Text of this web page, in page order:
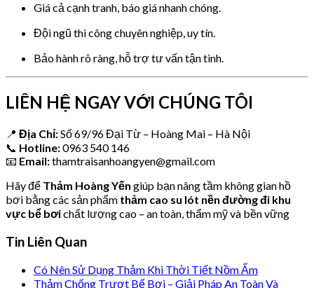
Giá cả cạnh tranh, báo giá nhanh chóng.
Đội ngũ thi công chuyên nghiệp, uy tín.
Bảo hành rõ ràng, hỗ trợ tư vấn tận tình.
LIÊN HỆ NGAY VỚI CHÚNG TÔI
📍 Địa Chỉ:Số 69/96 Đại Từ – Hoàng Mai – Hà Nội
📞 Hotline:0963 540 146
📧 Email:thamtraisanhoangyen@gmail.com
Hãy để Thảm Hoàng Yến giúp bạn nâng tầm không gian hồ
bơi bằng các sản phẩm thảm cao su lót nền đường đi khu
vực bể bơichất lượng cao – an toàn, thẩm mỹ và bền vững
Tin Liên Quan
Có Nên Sử Dụng Thảm Khi Thời Tiết Nồm Ẩm
Thảm Chống Trượt Bể Bơi – Giải Pháp An Toàn Và